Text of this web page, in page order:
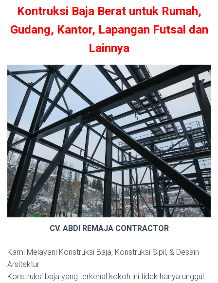
Kontruksi Baja Berat untuk Rumah,
Gudang, Kantor, Lapangan Futsal dan
Lainnya
CV. ABDI REMAJA CONTRACTOR
Kami Melayani Konstruksi Baja, Konstruksi Sipil, & Desain
Arsitektur
Konstruksi baja yang terkenal kokoh ini tidak hanya unggul